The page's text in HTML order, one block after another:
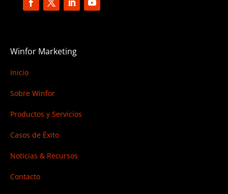
Winfor Marketing
Inicio
Sobre Winfor
Productos y Servicios
Casos de Éxito
Noticias & Recursos
Contacto